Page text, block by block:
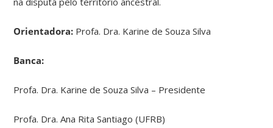
Orientadora: Profa. Dra. Karine de Souza Silva
Banca:
Profa. Dra. Karine de Souza Silva – Presidente
Profa. Dra. Ana Rita Santiago (UFRB)